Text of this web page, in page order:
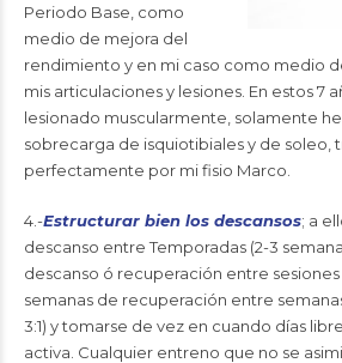
Periodo Base, como
medio de mejora del
rendimiento y en mi caso como medio
mis articulaciones y lesiones. En estos 7
lesionado muscularmente, solamente
sobrecarga de isquiotibiales y de soleo,
perfectamente por mi fisio Marco.
4.-Estructurar bien los descansos; a
descanso entre Temporadas (2-3
descanso ó recuperación entre
semanas de recuperación entre
3:1) y tomarse de vez en cuando días
activa. Cualquier entreno que no se